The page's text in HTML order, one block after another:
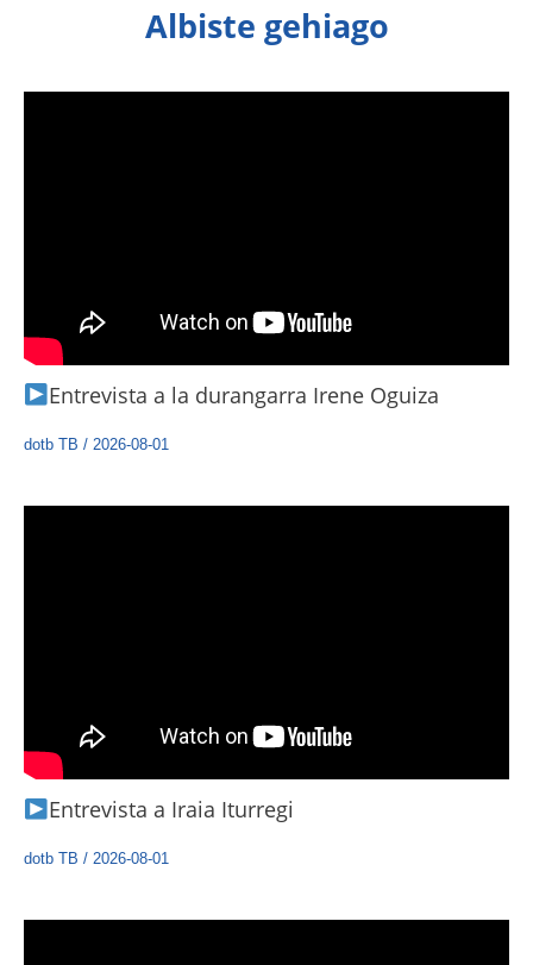
Albiste gehiago
Entrevista a la durangarra Irene Oguiza
dotb TB / 2026-08-01
Entrevista a Iraia Iturregi
dotb TB / 2026-08-01